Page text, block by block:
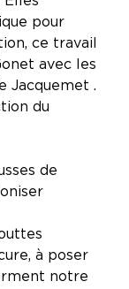
pour
ce travail
avec les
Jacquemet .
du
de
à poser
notre